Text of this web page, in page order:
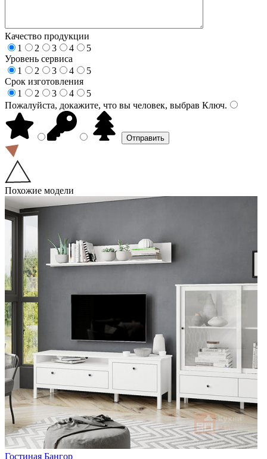
Качество продукции
1
2 3 4
5
Уровень сервиса
1
2 3 4
5
Срок изготовления
1
2 3 4
5
Пожалуйста, докажите, что вы человек, выбрав Ключ.
Похожие модели
Гостиная Бангор